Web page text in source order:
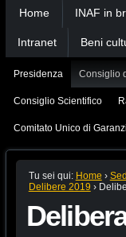
Home INAF in
Intranet Beni
Presidenza Consiglio
Consiglio Scientifico
Comitato Unico di
Tu sei qui: Home ›
Delibere 2019 ›